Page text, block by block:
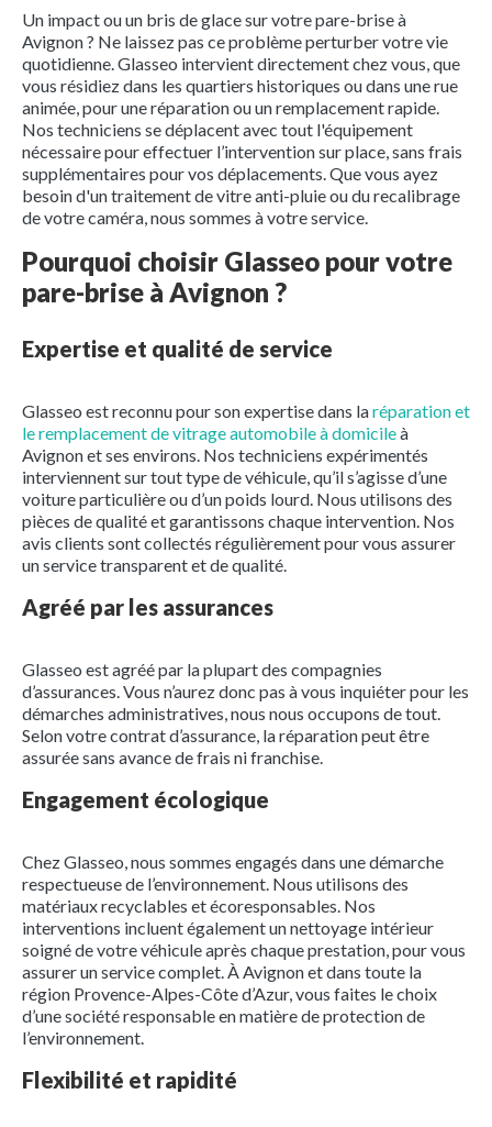
Un impact ou un bris de glace sur votre pare-brise à
Avignon ? Ne laissez pas ce problème perturber votre vie
quotidienne. Glasseo intervient directement chez vous, que
vous résidiez dans les quartiers historiques ou dans une rue
animée, pour une réparation ou un remplacement rapide.
Nos techniciens se déplacent avec tout l'équipement
nécessaire pour effectuer l’intervention sur place, sans frais
supplémentaires pour vos déplacements. Que vous ayez
besoin d'un traitement de vitre anti-pluie ou du recalibrage
de votre caméra, nous sommes à votre service.
Pourquoi choisir Glasseo pour votre
pare-brise à Avignon ?
Expertise et qualité de service
Glasseo est reconnu pour son expertise dans laréparation et
le remplacement de vitrage automobile à domicileà
Avignon et ses environs. Nos techniciens expérimentés
interviennent sur tout type de véhicule, qu’il s’agisse d’une
voiture particulière ou d’un poids lourd. Nous utilisons des
pièces de qualité et garantissons chaque intervention. Nos
avis clients sont collectés régulièrement pour vous assurer
un service transparent et de qualité.
Agréé par les assurances
Glasseo est agréé par la plupart des compagnies
d’assurances. Vous n’aurez donc pas à vous inquiéter pour les
démarches administratives, nous nous occupons de tout.
Selon votre contrat d’assurance, la réparation peut être
assurée sans avance de frais ni franchise.
Engagement écologique
Chez Glasseo, nous sommes engagés dans une démarche
respectueuse de l’environnement. Nous utilisons des
matériaux recyclables et écoresponsables. Nos
interventions incluent également un nettoyage intérieur
soigné de votre véhicule après chaque prestation, pour vous
assurer un service complet. À Avignon et dans toute la
région Provence-Alpes-Côte d’Azur, vous faites le choix
d’une société responsable en matière de protection de
l’environnement.
Flexibilité et rapidité